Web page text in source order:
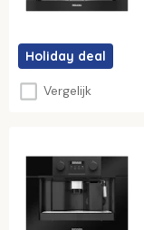
Holiday deal
Vergelijk